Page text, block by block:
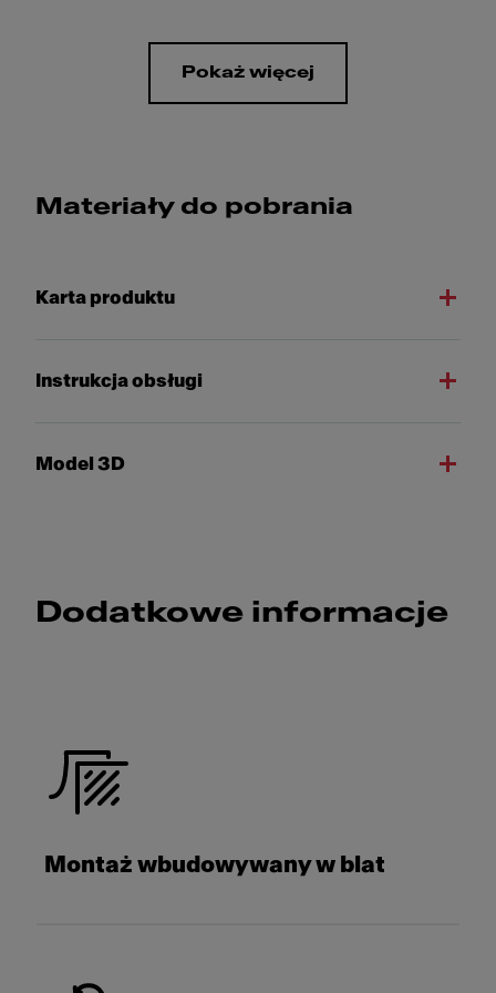
Pokaż więcej
Materiały do pobrania
Karta produktu
Instrukcja obsługi
Model 3D
Dodatkowe informacje
Montaż wbudowywany w blat